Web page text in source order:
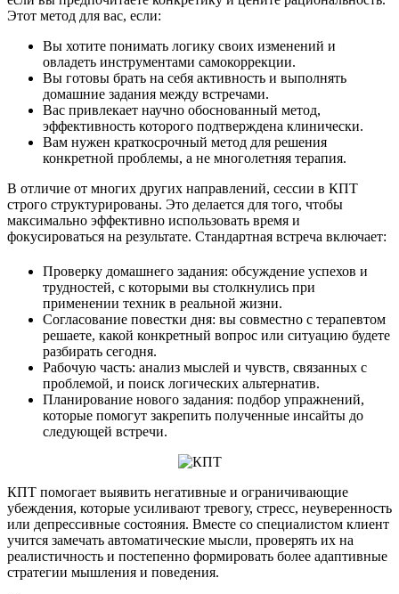
Этот метод для вас, если:
Вы хотите понимать логику своих изменений и
овладеть инструментами самокоррекции.
Вы готовы брать на себя активность и выполнять
домашние задания между встречами.
Вас привлекает научно обоснованный метод,
эффективность которого подтверждена клинически.
Вам нужен краткосрочный метод для решения
конкретной проблемы, а не многолетняя терапия.
В отличие от многих других направлений, сессии в КПТ
строго структурированы. Это делается для того, чтобы
максимально эффективно использовать время и
фокусироваться на результате. Стандартная встреча включает:
Проверку домашнего задания: обсуждение успехов и
трудностей, с которыми вы столкнулись при
применении техник в реальной жизни.
Согласование повестки дня: вы совместно с терапевтом
решаете, какой конкретный вопрос или ситуацию будете
разбирать сегодня.
Рабочую часть: анализ мыслей и чувств, связанных с
проблемой, и поиск логических альтернатив.
Планирование нового задания: подбор упражнений,
которые помогут закрепить полученные инсайты до
следующей встречи.
КПТ помогает выявить негативные и ограничивающие
убеждения, которые усиливают тревогу, стресс, неуверенность
или депрессивные состояния. Вместе со специалистом клиент
учится замечать автоматические мысли, проверять их на
реалистичность и постепенно формировать более адаптивные
стратегии мышления и поведения.